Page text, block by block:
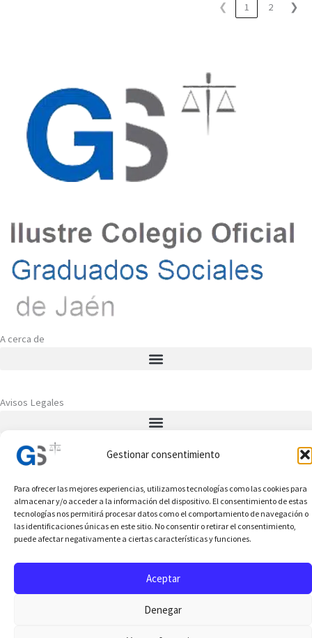
Gestionar consentimiento
Para ofrecer las mejores experiencias, utilizamos tecnologías como las cookies para
almacenar y/o acceder a la información del dispositivo. El consentimiento de estas
tecnologías nos permitirá procesar datos como el comportamiento de navegación o
las identificaciones únicas en este sitio. No consentir o retirar el consentimiento,
puede afectar negativamente a ciertas características y funciones.
Aceptar
Denegar
❮ 1 2 ❯
A cerca de
Avisos Legales
Siguenos
F
a
c
e
o
X
-
t
w
t
Y
o
u
t
b
L
i
n
k
d
©2026 Colegio Oficial de Graduados Sociales de Jaén - copyright, Todos